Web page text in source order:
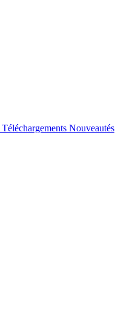
Téléchargements Nouveautés